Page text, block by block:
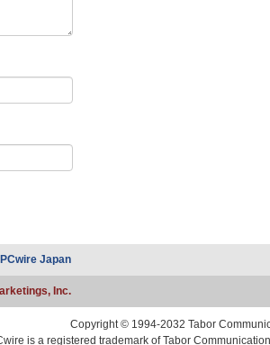
Japan
Inc.
Copyright © 1994-2032 Tabor
is a registered trademark of Tabor